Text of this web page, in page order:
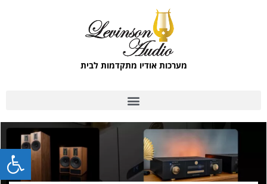
פתח
מערכות אודיו מתקדמות לבית